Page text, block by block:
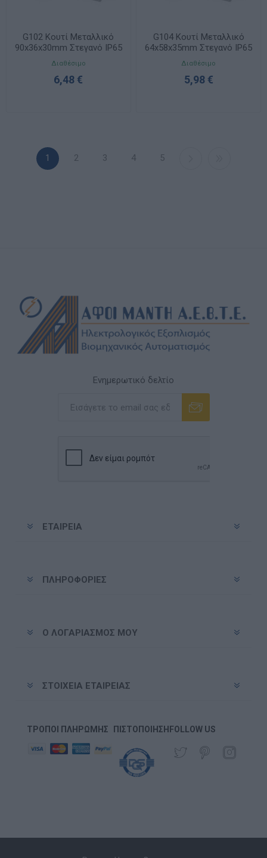
G102 Κουτί Μεταλλικό
90x36x30mm Στεγανό IP65
GAINTA
Διαθέσιμο
6,48 €
G104 Κουτί Μεταλλικό
64x58x35mm Στεγανό IP65
GAINTA
Διαθέσιμο
5,98 €
1 2 3 4 5
Ενημερωτικό δελτίο
ΕΤΑΙΡΕΊΑ
ΠΛΗΡΟΦΟΡΊΕΣ
Ο ΛΟΓΑΡΙΑΣΜΌΣ ΜΟΥ
ΣΤΟΙΧΕΊΑ ΕΤΑΙΡΕΊΑΣ
ΤΡΌΠΟΙ ΠΛΗΡΩΜΉΣ ΠΙΣΤΟΠΟΊΗΣΗ FOLLOW US